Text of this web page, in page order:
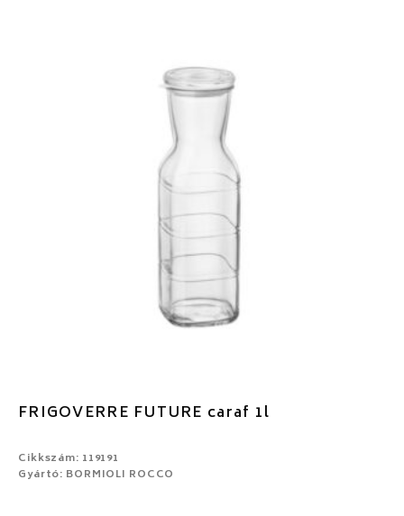
FRIGOVERRE FUTURE caraf 1l
Cikkszám: 119191
Gyártó: BORMIOLI ROCCO